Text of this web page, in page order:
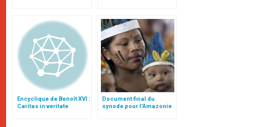
Encyclique de Benoît XVI :
Caritas in veritate
Document final du
synode pour l'Amazonie